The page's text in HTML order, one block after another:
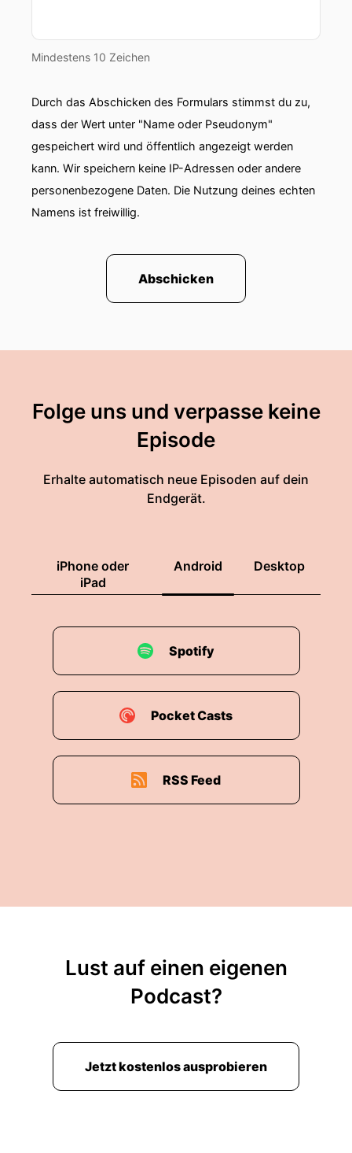
Mindestens 10 Zeichen
Durch das Abschicken des Formulars stimmst du zu,
dass der Wert unter "Name oder Pseudonym"
gespeichert wird und öffentlich angezeigt werden
kann. Wir speichern keine IP-Adressen oder andere
personenbezogene Daten. Die Nutzung deines echten
Namens ist freiwillig.
Abschicken
Folge uns und verpasse keine
Episode
Erhalte automatisch neue Episoden auf dein
Endgerät.
iPhone oder
iPad
Android Desktop
Spotify
Pocket Casts
RSS Feed
Lust auf einen eigenen
Podcast?
Jetzt kostenlos ausprobieren